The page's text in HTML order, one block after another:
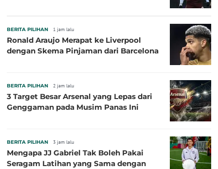
BERITA PILIHAN 1 jam lalu
Ronald Araujo Merapat ke Liverpool
dengan Skema Pinjaman dari Barcelona
BERITA PILIHAN 2 jam lalu
3 Target Besar Arsenal yang Lepas dari
Genggaman pada Musim Panas Ini
BERITA PILIHAN 3 jam lalu
Mengapa JJ Gabriel Tak Boleh Pakai
Seragam Latihan yang Sama dengan